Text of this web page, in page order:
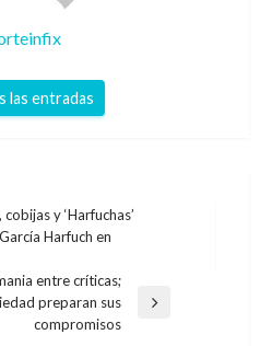
las entradas
y ‘Harfuchas’
Harfuch en
entre críticas;
preparan sus
compromisos